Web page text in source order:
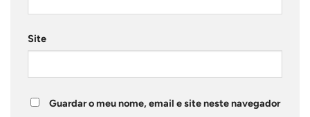
Site
Guardar o meu nome, email e site neste navegador